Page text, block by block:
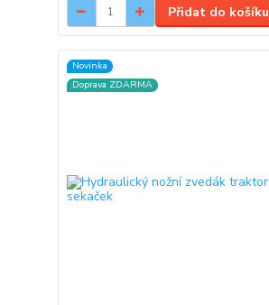
Přidat do košíku
Novinka
Doprava ZDARMA